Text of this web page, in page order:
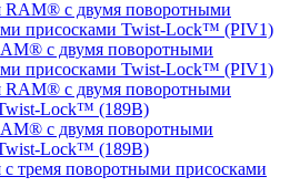
с двумя поворотными
присосками Twist-Lock™ (PIV1)
с двумя поворотными
Lock™ (189B)